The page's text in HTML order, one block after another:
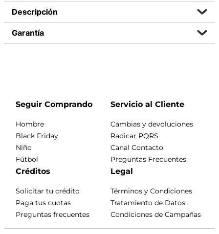
Descripción
Garantía
Seguir Comprando
Hombre
Black Friday
Niño
Fútbol
Servicio al Cliente
Cambias y devoluciones
Radicar PQRS
Canal Contacto
Preguntas Frecuentes
Créditos
Solicitar tu crédito
Paga tus cuotas
Preguntas frecuentes
Legal
Términos y Condiciones
Tratamiento de Datos
Condiciones de Campañas